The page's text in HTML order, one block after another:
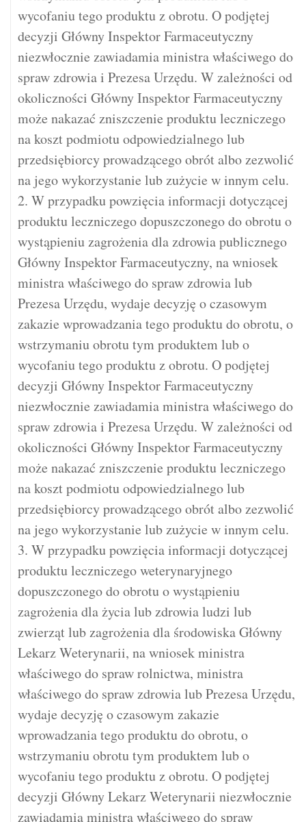
wycofaniu tego produktu z obrotu. O podjętej
decyzji Główny Inspektor Farmaceutyczny
niezwłocznie zawiadamia ministra właściwego do
spraw zdrowia i Prezesa Urzędu. W zależności od
okoliczności Główny Inspektor Farmaceutyczny
może nakazać zniszczenie produktu leczniczego
na koszt podmiotu odpowiedzialnego lub
przedsiębiorcy prowadzącego obrót albo zezwolić
na jego wykorzystanie lub zużycie w innym celu.
2. W przypadku powzięcia informacji dotyczącej
produktu leczniczego dopuszczonego do obrotu o
wystąpieniu zagrożenia dla zdrowia publicznego
Główny Inspektor Farmaceutyczny, na wniosek
ministra właściwego do spraw zdrowia lub
Prezesa Urzędu, wydaje decyzję o czasowym
zakazie wprowadzania tego produktu do obrotu, o
wstrzymaniu obrotu tym produktem lub o
wycofaniu tego produktu z obrotu. O podjętej
decyzji Główny Inspektor Farmaceutyczny
niezwłocznie zawiadamia ministra właściwego do
spraw zdrowia i Prezesa Urzędu. W zależności od
okoliczności Główny Inspektor Farmaceutyczny
może nakazać zniszczenie produktu leczniczego
na koszt podmiotu odpowiedzialnego lub
przedsiębiorcy prowadzącego obrót albo zezwolić
na jego wykorzystanie lub zużycie w innym celu.
3. W przypadku powzięcia informacji dotyczącej
produktu leczniczego weterynaryjnego
dopuszczonego do obrotu o wystąpieniu
zagrożenia dla życia lub zdrowia ludzi lub
zwierząt lub zagrożenia dla środowiska Główny
Lekarz Weterynarii, na wniosek ministra
właściwego do spraw rolnictwa, ministra
właściwego do spraw zdrowia lub Prezesa Urzędu,
wydaje decyzję o czasowym zakazie
wprowadzania tego produktu do obrotu, o
wstrzymaniu obrotu tym produktem lub o
wycofaniu tego produktu z obrotu. O podjętej
decyzji Główny Lekarz Weterynarii niezwłocznie
zawiadamia ministra właściwego do spraw